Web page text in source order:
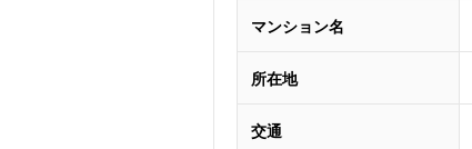
マンション名
所在地
交通